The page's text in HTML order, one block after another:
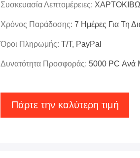
Συσκευασία Λεπτομέρειες:
Χρόνος Παράδοσης: 7 Ημέρες Για Τη
Όροι Πληρωμής: T/T, PayPal
Δυνατότητα Προσφοράς: 5000 PC Ανά
Πάρτε την καλύτερη τιμή